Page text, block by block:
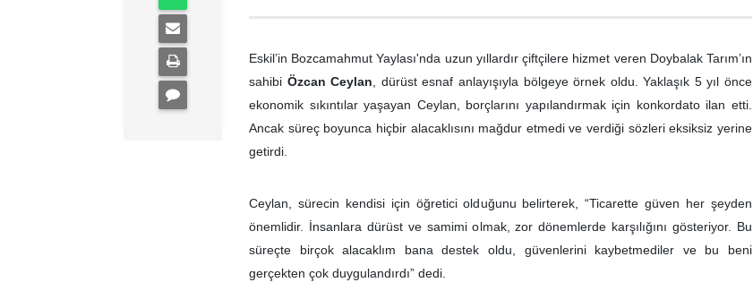
Eskil’in Bozcamahmut Yaylası'nda uzun yıllardır çiftçilere hizmet veren Doybalak Tarım’ın
sahibi Özcan Ceylan , dürüst esnaf anlayışıyla bölgeye örnek oldu. Yaklaşık 5 yıl önce
ekonomik sıkıntılar yaşayan Ceylan, borçlarını yapılandırmak için konkordato ilan etti.
Ancak süreç boyunca hiçbir alacaklısını mağdur etmedi ve verdiği sözleri eksiksiz yerine
getirdi.
Ceylan, sürecin kendisi için öğretici olduğunu belirterek, “Ticarette güven her şeyden
önemlidir. İnsanlara dürüst ve samimi olmak, zor dönemlerde karşılığını gösteriyor. Bu
süreçte birçok alacaklım bana destek oldu, güvenlerini kaybetmediler ve bu beni
gerçekten çok duygulandırdı” dedi.